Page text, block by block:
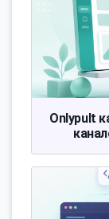
Onlypult